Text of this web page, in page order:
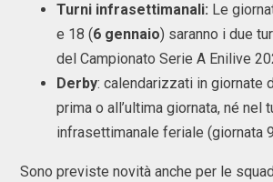
Turni infrasettimanali: Le
e 18 (6 gennaio) saranno i due
del Campionato Serie A Enilive
Derby: calendarizzati in giornate
prima o all’ultima giornata, né nel
infrasettimanale feriale (giornata
Sono previste novità anche per le